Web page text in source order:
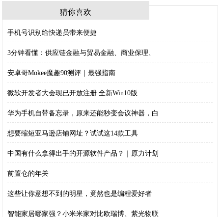
猜你喜欢
手机号识别给快递员带来便捷
3分钟看懂：供应链金融与贸易金融、商业保理、
安卓哥Mokee魔趣90测评｜最强指南
微软开发者大会现已开放注册 全新Win10版
华为手机自带备忘录，原来还能秒变会议神器，白
想要缩短亚马逊店铺网址？试试这14款工具
中国有什么拿得出手的开源软件产品？｜原力计划
前置仓的年关
这些让你意想不到的明星，竟然也是编程爱好者
智能家居哪家强？小米米家对比欧瑞博、紫光物联